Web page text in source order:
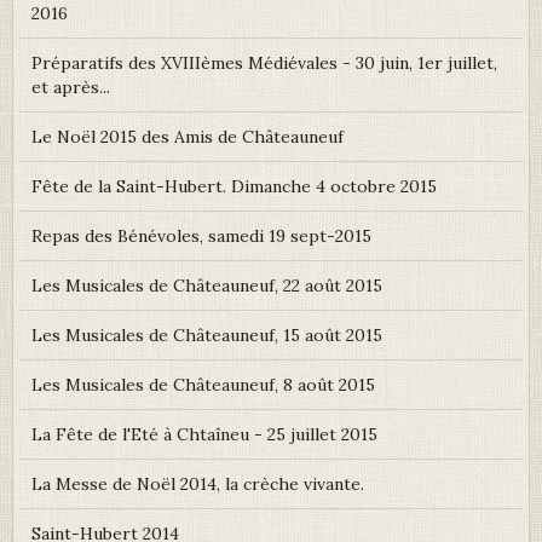
2016
Préparatifs des XVIIIèmes Médiévales - 30 juin, 1er juillet,
et après...
Le Noël 2015 des Amis de Châteauneuf
Fête de la Saint-Hubert. Dimanche 4 octobre 2015
Repas des Bénévoles, samedi 19 sept-2015
Les Musicales de Châteauneuf, 22 août 2015
Les Musicales de Châteauneuf, 15 août 2015
Les Musicales de Châteauneuf, 8 août 2015
La Fête de l'Eté à Chtaîneu - 25 juillet 2015
La Messe de Noël 2014, la crèche vivante.
Saint-Hubert 2014